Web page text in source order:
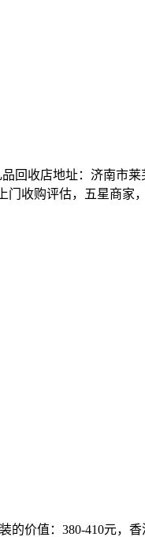
收店地址：济南市
收购评估，五星商
值：380-410元，香